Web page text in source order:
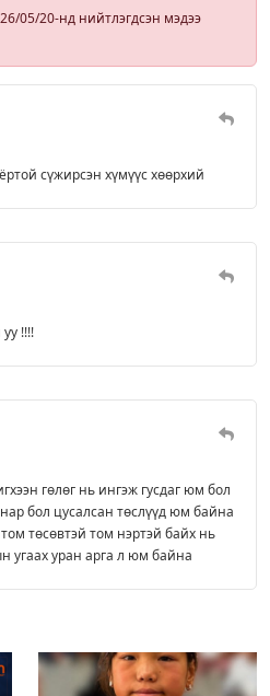
05/20-нд нийтлэгдсэн мэдээ
сүжирсэн хүмүүс хөөрхий
!!!!
гөлөг нь ингэж гусдаг юм бол
бол цусалсан төслүүд юм байна
төсөвтэй том нэртэй байх нь
угаах уран арга л юм байна